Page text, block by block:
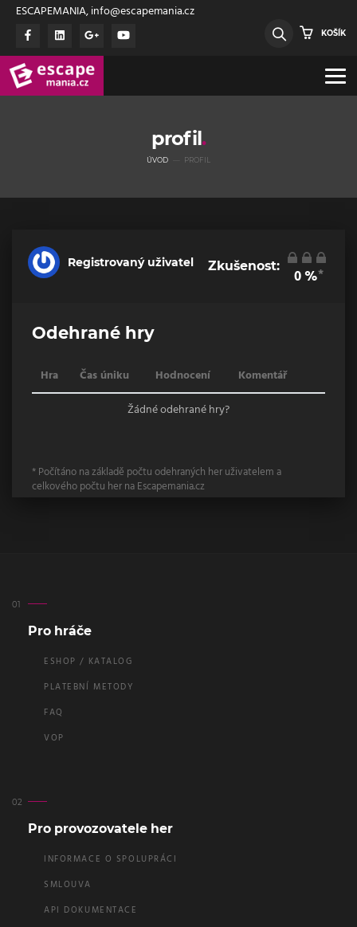
ESCAPEMANIA, info@escapemania.cz
KOŠÍK
profil
ÚVOD PROFIL
Registrovaný uživatel Zkušenost:
0%*
Odehrané hry
Hra Čas úniku Hodnocení
Komentář
Žádné odehrané hry?
* Počítáno na základě počtu odehraných her uživatelem a
celkového počtu her na Escapemania.cz
Pro hráče
ESHOP / KATALOG
PLATEBNÍ METODY
FAQ
VOP
Pro provozovatele her
INFORMACE O SPOLUPRÁCI
SMLOUVA
API DOKUMENTACE